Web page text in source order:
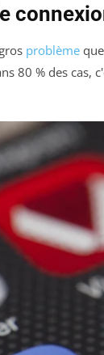
problème
80 % des